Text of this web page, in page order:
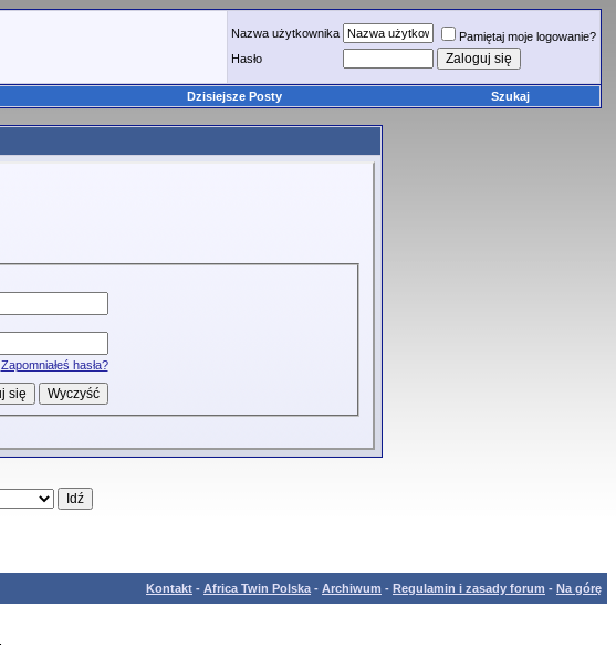
Nazwa użytkownika
Pamiętaj moje logowanie?
Hasło
Dzisiejsze Posty Szukaj
Zapomniałeś hasła?
Kontakt - Africa Twin Polska - Archiwum - Regulamin i zasady forum - Na górę